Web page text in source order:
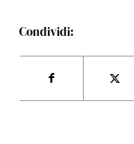
Condividi: